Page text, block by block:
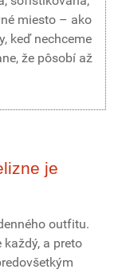
miesto – ako
keď nechceme
že pôsobí až
je
outfitu.
každý, a preto